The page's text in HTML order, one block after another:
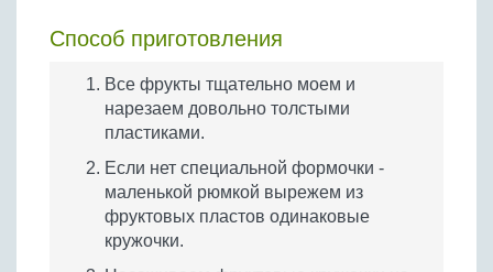
Способ приготовления
Все фрукты тщательно моем и
нарезаем довольно толстыми
пластиками.
Если нет специальной формочки -
маленькой рюмкой вырежем из
фруктовых пластов одинаковые
кружочки.